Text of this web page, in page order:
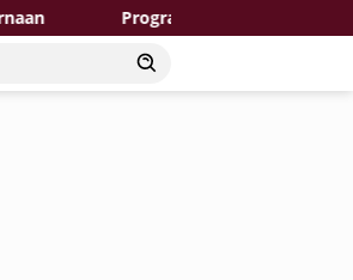
Program Aladin Hadirkan